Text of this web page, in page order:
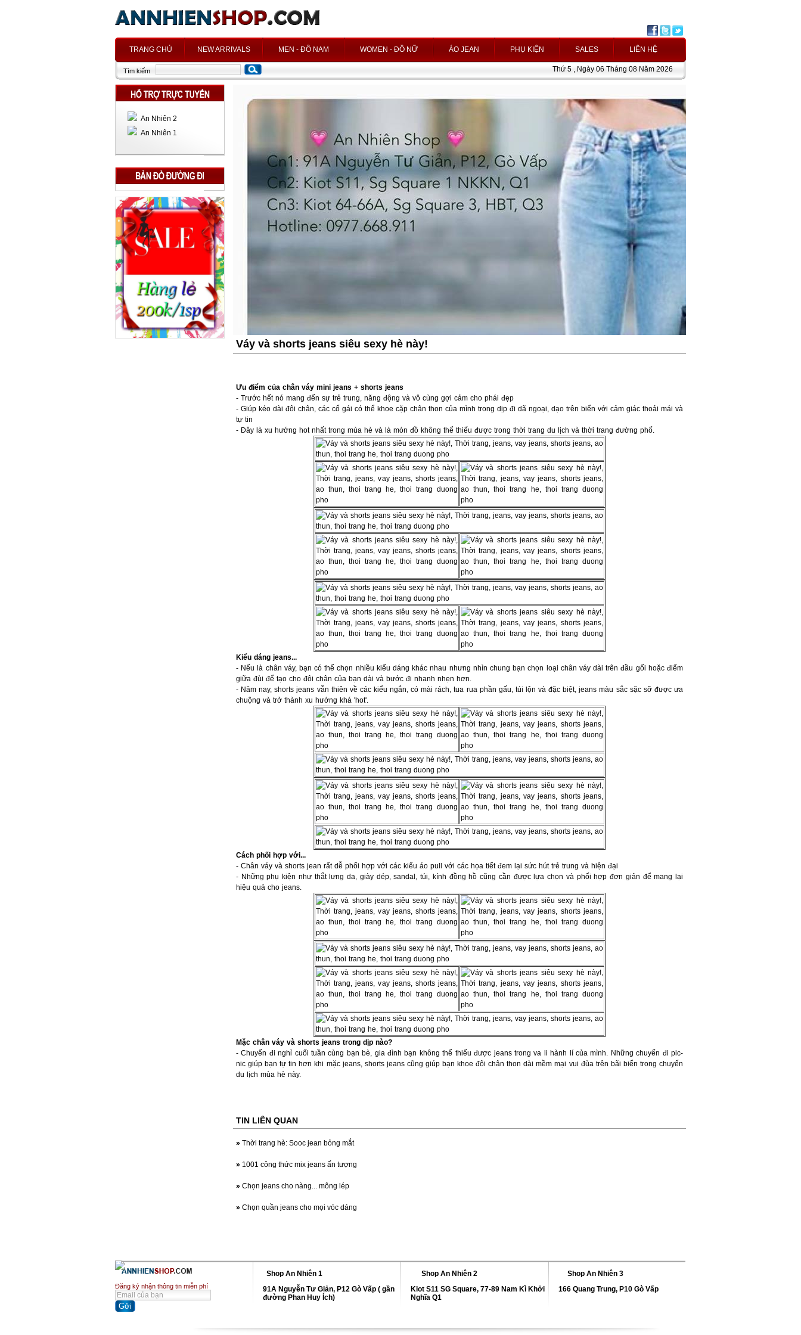
TRANG CHỦ NEW ARRIVALS MEN - ĐỒ NAM WOMEN - ĐỒ NỮ ÁO JEAN PHỤ KIỆN SALES LIÊN HỆ
Tìm kiếm Thứ 5 , Ngày 06 Tháng 08 Năm 2026
An Nhiên 2
An Nhiên 1
Váy và shorts jeans siêu sexy hè này!
Ưu điểm của chân váy mini jeans + shorts jeans
- Trước hết nó mang đến sự trẻ trung, năng động và vô cùng gợi cảm cho phái đẹp
- Giúp kéo dài đôi chân, các cố gái có thể khoe cặp chân thon của mình trong dịp đi dã ngoại, dạo trên biển với cảm giác thoải mái và
tự tin
- Đây là xu hướng hot nhất trong mùa hè và là món đồ không thể thiếu được trong thời trang du lịch và thời trang đường phố.
Kiểu dáng jeans...
- Nếu là chân váy, bạn có thể chọn nhiều kiểu dáng khác nhau nhưng nhìn chung bạn chọn loại chân váy dài trên đầu gối hoặc điểm
giữa đùi để tạo cho đôi chân của bạn dài và bước đi nhanh nhẹn hơn.
- Năm nay, shorts jeans vẫn thiên về các kiểu ngắn, có mài rách, tua rua phần gấu, túi lộn và đặc biệt, jeans màu sắc sặc sỡ được ưa
chuộng và trở thành xu hướng khá 'hot'.
Cách phối hợp với...
- Chân váy và shorts jean rất dễ phối hợp với các kiểu áo pull với các họa tiết đem lại sức hút trẻ trung và hiện đại
- Những phụ kiện như thắt lưng da, giày dép, sandal, túi, kính đồng hồ cũng cần được lựa chọn và phối hợp đơn giản để mang lại
hiệu quả cho jeans.
Mặc chân váy và shorts jeans trong dịp nào?
- Chuyến đi nghỉ cuối tuần cùng bạn bè, gia đình bạn không thể thiếu được jeans trong va li hành lí của mình. Những chuyến đi pic-
nic giúp bạn tự tin hơn khi mặc jeans, shorts jeans cũng giúp bạn khoe đôi chân thon dài mềm mại vui đùa trên bãi biển trong chuyến
du lịch mùa hè này.
TIN LIÊN QUAN
» Thời trang hè: Sooc jean bỏng mắt
» 1001 công thức mix jeans ấn tượng
» Chọn jeans cho nàng... mông lép
» Chọn quần jeans cho mọi vóc dáng
Đăng ký nhận thông tin miễn phí
Shop An Nhiên 1
91A Nguyễn Tư Giản, P12 Gò Vấp ( gần
đường Phan Huy Ích)
Shop An Nhiên 2
Kiot S11 SG Square, 77-89 Nam Kì Khởi
Nghĩa Q1
Shop An Nhiên 3
166 Quang Trung, P10 Gò Vấp